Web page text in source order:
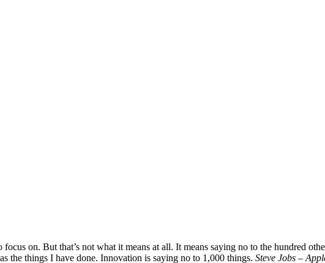
on. But that’s not what it means at all. It means saying no to the hundred
the things I have done. Innovation is saying no to 1,000 things. Steve Jobs –